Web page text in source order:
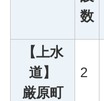
数
【上水
道】
厳原町
2